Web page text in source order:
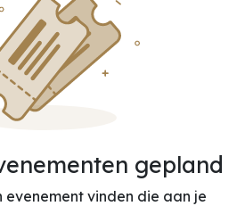
gepland
evenement vinden die aan je